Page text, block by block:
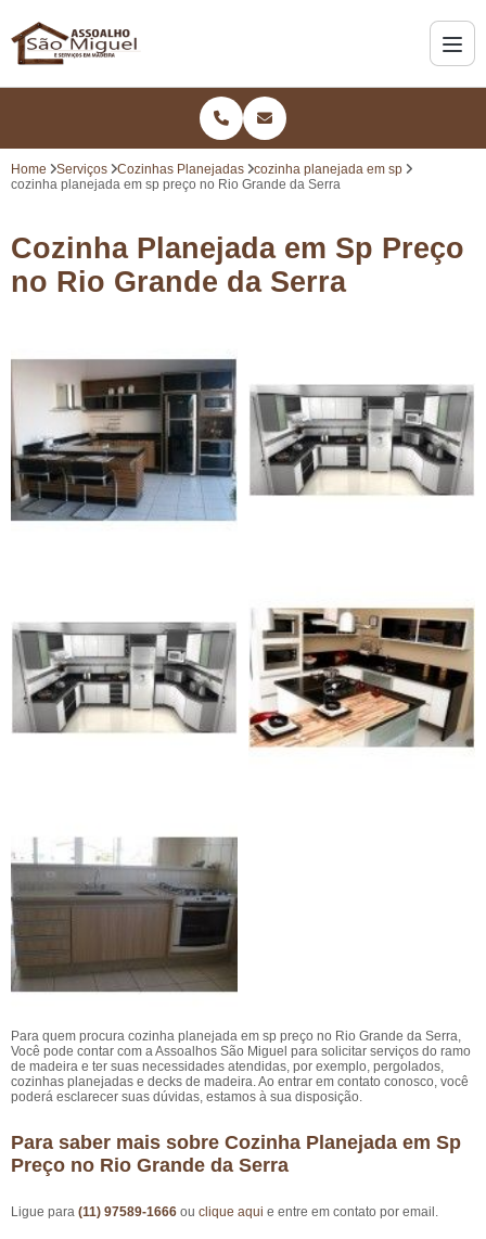
Home Serviços Cozinhas Planejadas
cozinha planejada em sp
cozinha planejada em sp preço no Rio Grande da Serra
Cozinha Planejada em Sp Preço
no Rio Grande da Serra
Para quem procura cozinha planejada em sp preço no Rio Grande da Serra,
Você pode contar com a Assoalhos São Miguel para solicitar serviços do ramo
de madeira e ter suas necessidades atendidas, por exemplo, pergolados,
cozinhas planejadas e decks de madeira. Ao entrar em contato conosco, você
poderá esclarecer suas dúvidas, estamos à sua disposição.
Para saber mais sobre Cozinha Planejada em Sp
Preço no Rio Grande da Serra
Ligue para (11) 97589-1666 ou clique aqui e entre em contato por email.